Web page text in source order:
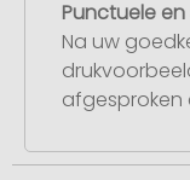
Punctuele
Na uw